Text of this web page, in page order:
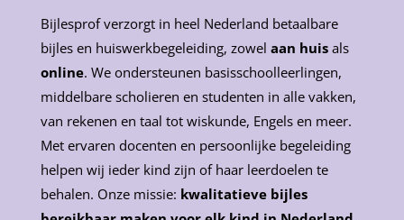
Bijlesprof verzorgt in heel Nederland betaalbare
bijles en huiswerkbegeleiding, zowel aan huisals
online. We ondersteunen basisschoolleerlingen,
middelbare scholieren en studenten in alle vakken,
van rekenen en taal tot wiskunde, Engels en meer.
Met ervaren docenten en persoonlijke begeleiding
helpen wij ieder kind zijn of haar leerdoelen te
behalen. Onze missie: kwalitatieve bijles